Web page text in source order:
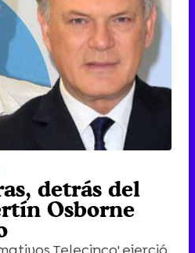
detrás del
Osborne